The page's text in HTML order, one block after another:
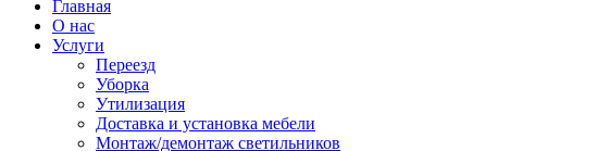
Главная
О нас
Услуги
Переезд
Уборка
Утилизация
Доставка и установка мебели
Монтаж/демонтаж светильников